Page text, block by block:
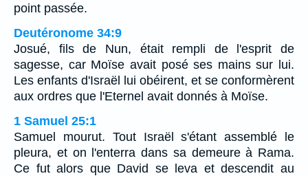
point passée.
Deutéronome 34:9
Josué, fils de Nun, était rempli de l'esprit de
sagesse, car Moïse avait posé ses mains sur lui.
Les enfants d'Israël lui obéirent, et se conformèrent
aux ordres que l'Eternel avait donnés à Moïse.
1 Samuel 25:1
Samuel mourut. Tout Israël s'étant assemblé le
pleura, et on l'enterra dans sa demeure à Rama.
Ce fut alors que David se leva et descendit au